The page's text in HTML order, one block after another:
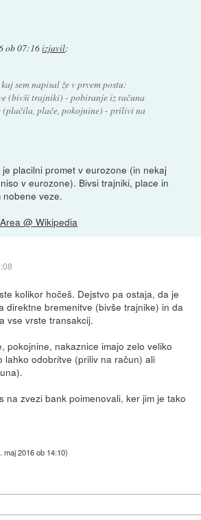
ob 07:16izjavil:
sem napisal že v prvem postu:
(bivši trajniki) - pobiranje iz računa
(plačila, plače, pokojnine) - prilivi na
je placilni promet v eurozone (in nekaj
v eurozone). Bivsi trajniki, place in
nobene veze.
@ Wikipedia
kolikor hočeš. Dejstvo pa ostaja, da je
direktne bremenitve (bivše trajnike) in da
vse vrste transakcij.
pokojnine, nakaznice imajo zelo veliko
lahko odobritve (priliv na račun) ali
na zvezi bank poimenovali, ker jim je tako
maj 2016 ob 14:10)